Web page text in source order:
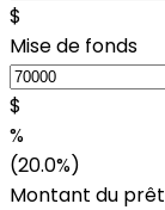
$
Mise de fonds
$
%
(20.0%)
Montant du prêt